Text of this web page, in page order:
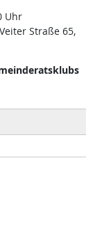
Uhr
Straße 65,